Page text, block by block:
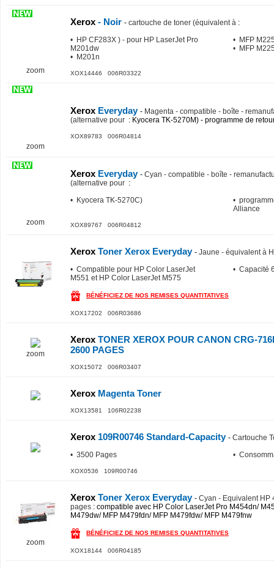
zoom
Xerox - Noir - cartouche de toner (équivalent à :
• HP CF283X ) - pour HP LaserJet Pro
M201dw
• M201n
• MFP
• MFP
XOX14446 006R03322
zoom
Xerox Everyday - Magenta - compatible - boîte -
(alternative pour : Kyocera TK-5270M) - programme de
XOX89783 006R04814
zoom
Xerox Everyday - Cyan - compatible - boîte -
(alternative pour :
• Kyocera TK-5270C)
•
Alliance
XOX89767 006R04812
Xerox Toner Xerox Everyday - Jaune - équivalent à
• Compatible pour HP Color LaserJet
M551 et HP Color LaserJet M575
• Capacité
BÉNÉFICIEZ DE NOS REMISES QUANTITATIVES
XOX17202 006R03686
zoom
Xerox TONER XEROX POUR CANON CRG-
2600 PAGES
XOX15072 006R03407
Xerox Magenta Toner
XOX13581 106R02238
Xerox 109R00746 Standard-Capacity - Cartouche
• 3500 Pages
•
XOX0536 109R00746
zoom
Xerox Toner Xerox Everyday - Cyan - Equivalent HP
pages : compatible avec HP Color LaserJet Pro M454dn/
M479dw/ MFP M479fdn/ MFP M479fdw/ MFP M479fnw
BÉNÉFICIEZ DE NOS REMISES QUANTITATIVES
XOX18144 006R04185